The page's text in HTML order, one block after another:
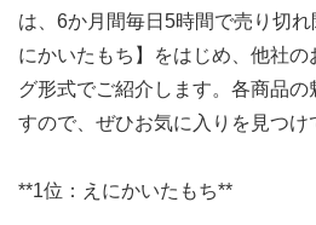
は、6か月間毎日5時間で売り切
にかいたもち】をはじめ、他社
グ形式でご紹介します。各商品の
すので、ぜひお気に入りを見つけ
**1位：えにかいたもち**